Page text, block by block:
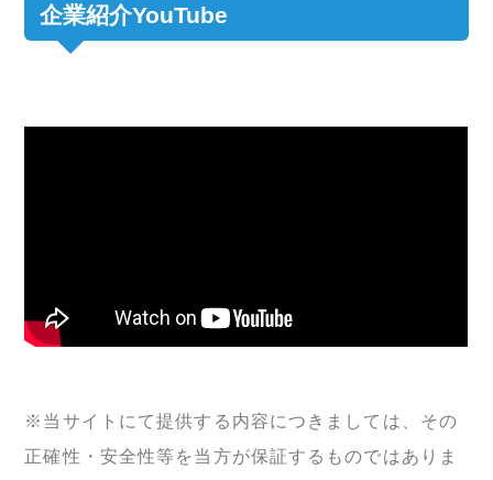
企業紹介YouTube
※当サイトにて提供する内容につきましては、その
正確性・安全性等を当方が保証するものではありま